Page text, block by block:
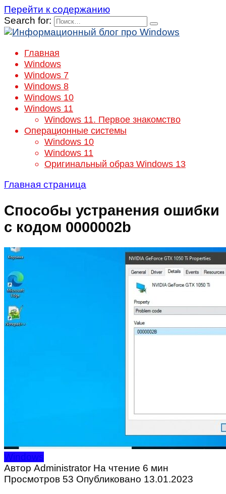
Перейти к содержанию
Search for:
Главная
Windows
Windows 7
Windows 8
Windows 10
Windows 11
Windows 11. Первое знакомство
Операционные системы
Windows 10
Windows 11
Оригинальный образ Windows 13
Главная страница
Способы устранения ошибки
с кодом 0000002b
Windows
Автор Administrator На чтение 6 мин
Просмотров 53 Опубликовано 13.01.2023